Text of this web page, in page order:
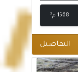
1568 م²
التفاصيل